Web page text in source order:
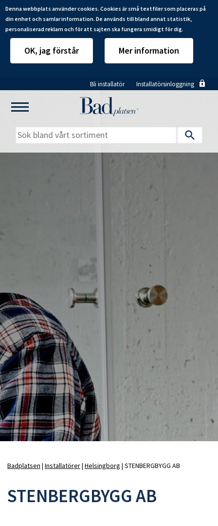
Denna webbplats använder cookies. Cookies är små textfiler som placeras på
din enhet och samlar information. De används till bland annat statistik,
personaliserad reklam och för att sajten ska fungera smidigt för dig.
OK, jag förstår Mer information
till
huvudinnehåll
Bli installatör Installatörsinloggning
Våra varumärken
Badplatsen Installatörer Helsingborg STENBERGBYGG AB
STENBERGBYGG AB